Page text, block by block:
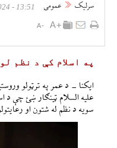
سرلیک عمومی 13:51 - May 09, 2024
په اسلام کې د نظم
ایکنا - د عمر په ترټولو
علیه السلام ټينګار ښئ چې
سویه د نظم له شتون او